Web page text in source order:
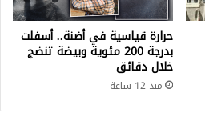
حرارة قياسية في أضنة.. أسفلت
بدرجة 200 مئوية وبيضة تنضج
خلال دقائق
منذ 12 ساعة